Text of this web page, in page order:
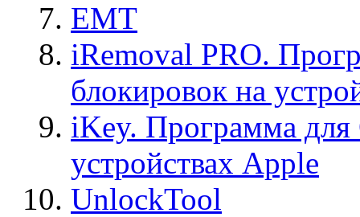
EMT
iRemoval PRO.
блокировок на
iKey. Программа для
устройствах Apple
UnlockTool